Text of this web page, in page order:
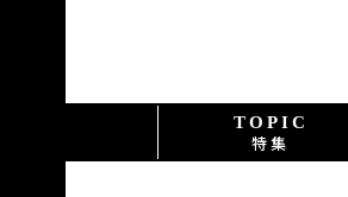
TOPIC
特集